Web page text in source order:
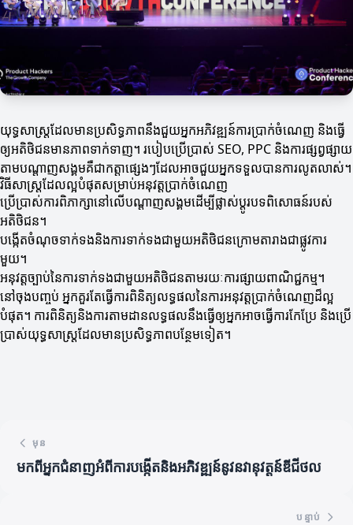
យុទ្ធសាស្ត្រដែលមានប្រសិទ្ធភាពនឹងជួយអ្នកអភិវឌ្ឍន៍ការប្រាក់ចំណេញ និងធ្វើ
ឲ្យអតិថិជនមានភាពទាក់ទាញ។ របៀបប្រើប្រាស់ SEO, PPC និងការផ្សព្វផ្សាយ
តាមបណ្តាញសង្គមគឺជាកត្តាផ្សេងៗដែលអាចជួយអ្នកទទួលបានការលូតលាស់។
វិធីសាស្ត្រដែលល្អបំផុតសម្រាប់អនុវត្តប្រាក់ចំណេញ
ប្រើប្រាស់ការពិភាក្សានៅលើបណ្តាញសង្គមដើម្បីផ្លាស់ប្តូរបទពិសោធន៍របស់
អតិថិជន។
បង្កើតចំណុចទាក់ទងនិងការទាក់ទងជាមួយអតិថិជនក្រោមតារាងជាផ្លូវការ
មួយ។
អនុវត្តច្បាប់នៃការទាក់ទងជាមួយអតិថិជនតាមរយៈការផ្សាយពាណិជ្ជកម្ម។
នៅចុងបញ្ចប់ អ្នកគួរតែធ្វើការពិនិត្យលទ្ធផលនៃការអនុវត្តប្រាក់ចំណេញដ៏ល្អ
បំផុត។ ការពិនិត្យនិងការតាមដានលទ្ធផលនឹងធ្វើឲ្យអ្នកអាចធ្វើការកែប្រែ និងប្រើ
ប្រាស់យុទ្ធសាស្ត្រដែលមានប្រសិទ្ធភាពបន្ថែមទៀត។
មុន
មកពីអ្នកជំនាញអំពីការបង្កើតនិងអភិវឌ្ឍន៍នូវនវានុវត្តន៍ឌីជីថល
បន្ទាប់